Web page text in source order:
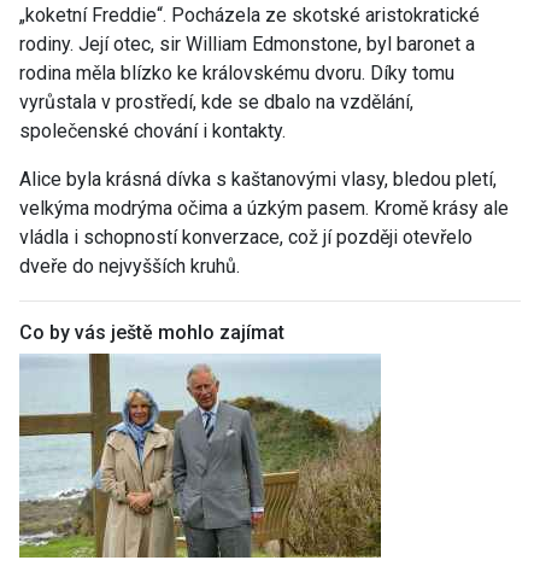
„koketní Freddie“. Pocházela ze skotské aristokratické
rodiny. Její otec, sir William Edmonstone, byl baronet a
rodina měla blízko ke královskému dvoru. Díky tomu
vyrůstala v prostředí, kde se dbalo na vzdělání,
společenské chování i kontakty.
Alice byla krásná dívka s kaštanovými vlasy, bledou pletí,
velkýma modrýma očima a úzkým pasem. Kromě krásy ale
vládla i schopností konverzace, což jí později otevřelo
dveře do nejvyšších kruhů.
Co by vás ještě mohlo zajímat